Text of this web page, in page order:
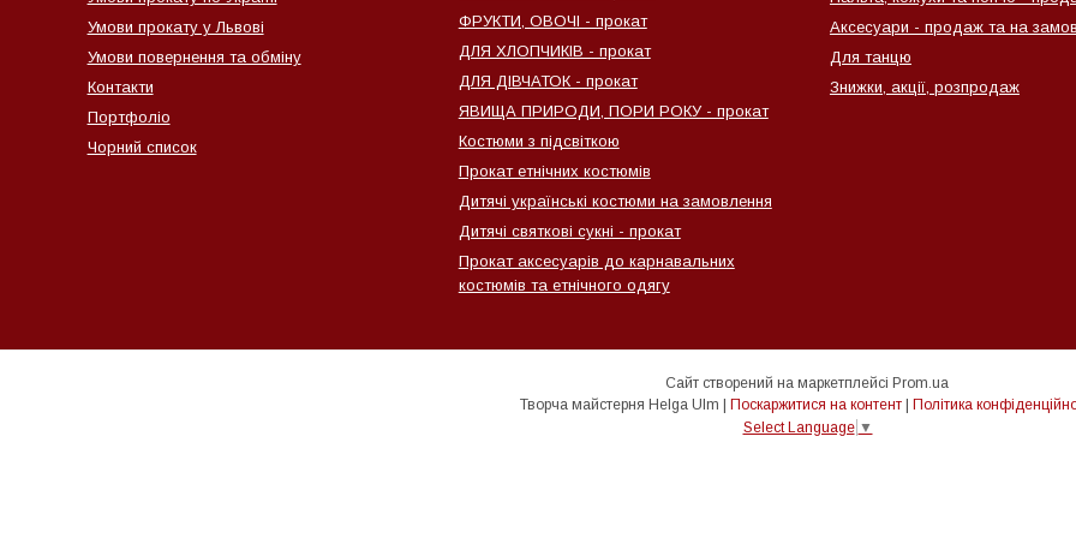
Умови прокату у Львові
Умови повернення та обміну
Контакти
Портфоліо
Чорний список
ФРУКТИ, ОВОЧІ - прокат
ДЛЯ ХЛОПЧИКІВ - прокат
ДЛЯ ДІВЧАТОК - прокат
ЯВИЩА ПРИРОДИ, ПОРИ РОКУ - прокат
Костюми з підсвіткою
Прокат етнічних костюмів
Дитячі українські костюми на замовлення
Дитячі святкові сукні - прокат
Прокат аксесуарів до карнавальних
костюмів та етнічного одягу
Аксесуари - продаж та на
Для танцю
Знижки, акції, розпродаж
Сайт створений на маркетплейсі Prom.ua
Поскаржитися на контент
Політика
Select Language ▼